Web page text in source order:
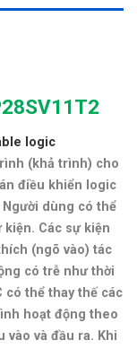
logic
(khả trình) cho
điều khiển logic
dùng có thể
Các sự kiện
(ngõ vào) tác
có trễ như thời
có thể thay thế các
hoạt động theo
và đầu ra. Khi